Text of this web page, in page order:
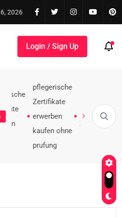
2026
Login / Sign Up
2026,... MPU umgehen &
10 htigsten
Reisepässen
2026
beantragen